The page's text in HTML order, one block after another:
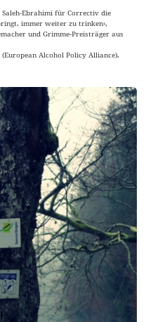
Ebrahimi für Correctiv die
immer weiter zu trinken‹,
und Grimme-Preisträger aus
Alcohol Policy Alliance),